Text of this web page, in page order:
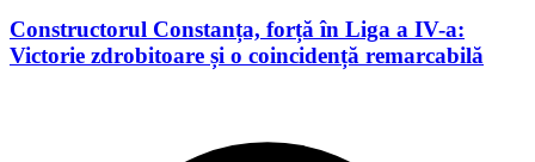
Constructorul Constanța, forță în Liga a IV-a:
Victorie zdrobitoare și o coincidență remarcabilă